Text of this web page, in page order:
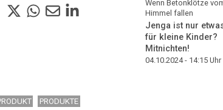
Wenn Betonklötze
Himmel fallen
Jenga ist nur
für kleine Kinder?
Mitnichten!
04.10.2024 - 14:15 Uhr
PRODUKTE